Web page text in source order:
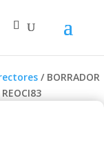
/ BORRADOR